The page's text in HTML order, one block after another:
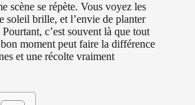
scène se répète. Vous voyez les
soleil brille, et l’envie de planter
c’est souvent là que tout
moment peut faire la différence
et une récolte vraiment